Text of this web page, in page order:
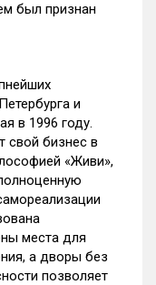
был признан
и
в 1996 году.
свой бизнес в
«Живи»,
места для
а дворы без
позволяет